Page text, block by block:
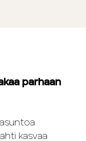
parhaan
kasvaa